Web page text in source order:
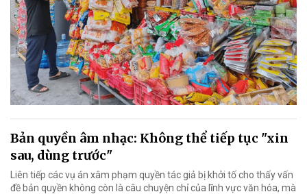
Bản quyền âm nhạc: Không thể tiếp tục "xin
sau, dùng trước"
Liên tiếp các vụ án xâm phạm quyền tác giả bị khởi tố cho thấy vấn
đề bản quyền không còn là câu chuyện chỉ của lĩnh vực văn hóa, mà